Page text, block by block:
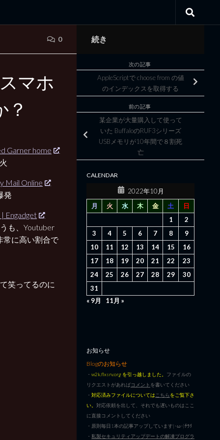
0
マホ
？
Garner home
Mail Online
発
Engadget
も、Youtuber
常に高い割合で
笑ってるのに
続き
次の記事
AppleScriptで choose from の値
のインデックスを取得する
前の記事
某企業が大量購入して使って
いた BuffaloのRUF3シリーズ
USBメモリが10年間で８割死
亡
CALENDAR
2022年10月
月
火 水 木 金 土
日
1
2
3
4 5 6 7 8
9
10
11 12 13 14 15
16
17
18 19 20 21 22
23
24
25 26 27 28 29
30
31
« 9月
11月 »
お知らせ
Blogのお知らせ
・ w2k.flxsrv.org を引っ越しました。 ファイルの
リクエストがあればコメント を書いてください
・ 対応済みファイルについては こちらをご覧下さ
い。 対応依頼を出して、それでも遅いものはここ
に直接コメントしてください
・原則毎日1本の記事アップしています|･ω･)ﾁﾗﾘ
・ 私製セキュリティアップデートの解凍プログラ